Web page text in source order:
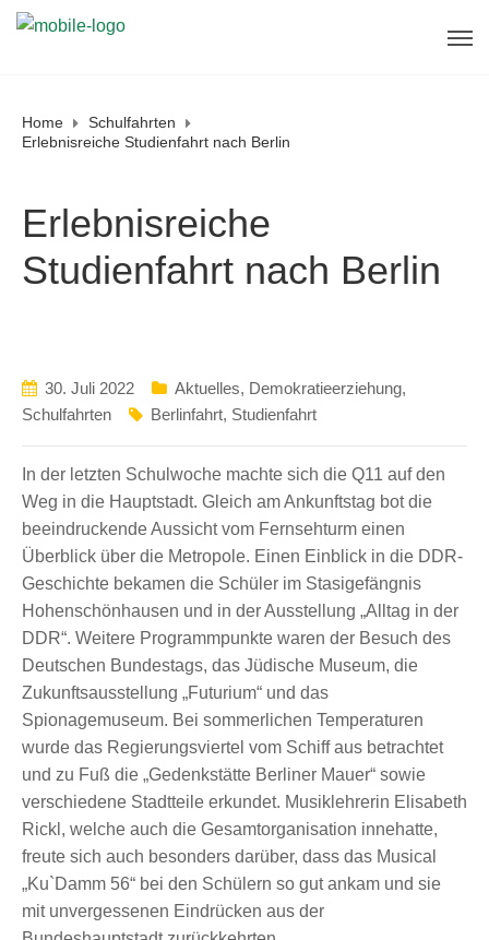
Home
Schulfahrten
Erlebnisreiche Studienfahrt nach Berlin
Erlebnisreiche
Studienfahrt nach Berlin
30. Juli 2022 Aktuelles, Demokratieerziehung,
Schulfahrten
Berlinfahrt, Studienfahrt
In der letzten Schulwoche machte sich die Q11 auf den
Weg in die Hauptstadt. Gleich am Ankunftstag bot die
beeindruckende Aussicht vom Fernsehturm einen
Überblick über die Metropole. Einen Einblick in die DDR-
Geschichte bekamen die Schüler im Stasigefängnis
Hohenschönhausen und in der Ausstellung „Alltag in der
DDR“. Weitere Programmpunkte waren der Besuch des
Deutschen Bundestags, das Jüdische Museum, die
Zukunftsausstellung „Futurium“ und das
Spionagemuseum. Bei sommerlichen Temperaturen
wurde das Regierungsviertel vom Schiff aus betrachtet
und zu Fuß die „Gedenkstätte Berliner Mauer“ sowie
verschiedene Stadtteile erkundet. Musiklehrerin Elisabeth
Rickl, welche auch die Gesamtorganisation innehatte,
freute sich auch besonders darüber, dass das Musical
„Ku`Damm 56“ bei den Schülern so gut ankam und sie
mit unvergessenen Eindrücken aus der